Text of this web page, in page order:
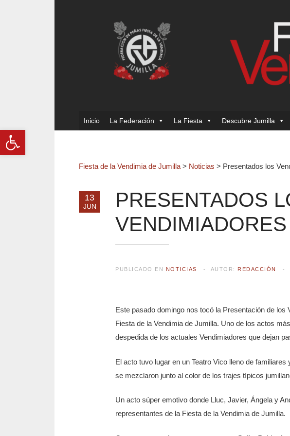
Abrir barra de herramientas
Inicio La Federación La Fiesta Descubre Jumilla
Fiesta de la Vendimia de Jumilla > Noticias > Presentados los
13
JUN
PRESENTADOS
PUBLICADO EN NOTICIAS AUTOR: REDACCIÓN
Este pasado domingo nos tocó la Presentación de
Fiesta de la Vendimia de Jumilla. Uno de los actos
despedida de los actuales Vendimiadores que dejan
El acto tuvo lugar en un Teatro Vico lleno de
se mezclaron junto al color de los trajes típicos
Un acto súper emotivo donde Lluc, Javier, Ángela y
representantes de la Fiesta de la Vendimia de Jumilla.